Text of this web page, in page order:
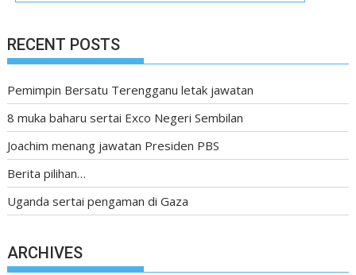
RECENT POSTS
Pemimpin Bersatu Terengganu letak jawatan
8 muka baharu sertai Exco Negeri Sembilan
Joachim menang jawatan Presiden PBS
Berita pilihan…
Uganda sertai pengaman di Gaza
ARCHIVES